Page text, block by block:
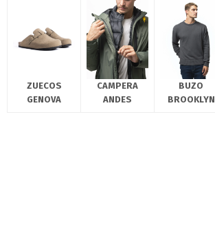
ZUECOS
GENOVA
CAMPERA
ANDES
BUZO
BROOKLYN